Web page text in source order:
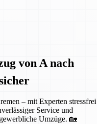
von A nach
– mit Experten stressfrei
Service und
Umzüge. 🏡